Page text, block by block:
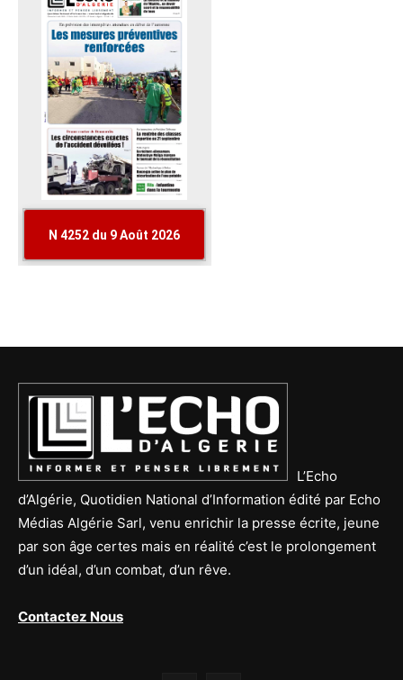
L’Echo
d’Algérie, Quotidien National d’Information édité par Echo
Médias Algérie Sarl, venu enrichir la presse écrite, jeune
par son âge certes mais en réalité c’est le prolongement
d’un idéal, d’un combat, d’un rêve.
Contactez Nous